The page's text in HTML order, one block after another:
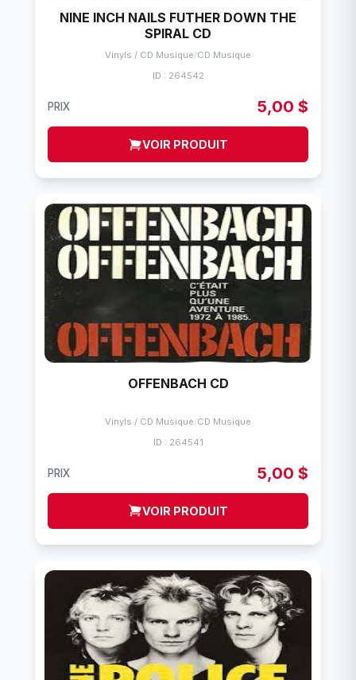
NINE INCH NAILS FUTHER DOWN THE
SPIRAL CD
Vinyls / CD Musique/CD Musique
ID : 264542
PRIX 5,00 $
VOIR PRODUIT
OFFENBACH CD
Vinyls / CD Musique/CD Musique
ID : 264541
PRIX 5,00 $
VOIR PRODUIT